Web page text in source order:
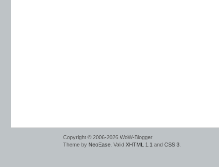
Copyright © 2006-2026 WoW-Blogger
Theme by NeoEase . Valid XHTML 1.1 and CSS 3